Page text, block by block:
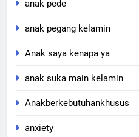
anak pede
anak pegang kelamin
Anak saya kenapa ya
anak suka main kelamin
Anakberkebutuhankhusus
anxiety